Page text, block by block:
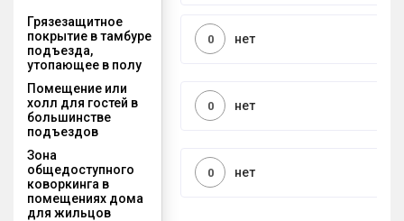
Грязезащитное
покрытие в тамбуре
подъезда,
утопающее в полу
нет
0
Помещение или
холл для гостей в
большинстве
подъездов
нет
0
Зона
общедоступного
коворкинга в
помещениях дома
для жильцов
нет
0